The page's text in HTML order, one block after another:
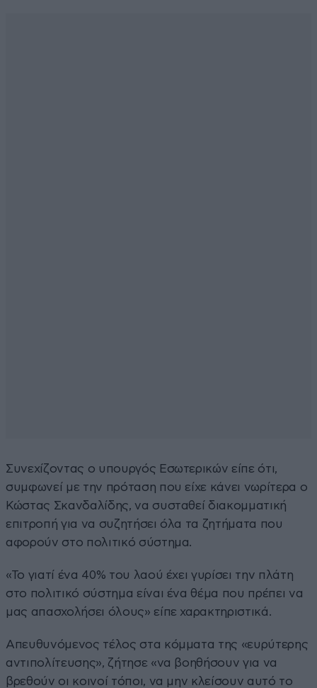
Συνεχίζοντας ο υπουργός Εσωτερικών είπε ότι,
συμφωνεί με την πρόταση που είχε κάνει νωρίτερα ο
Κώστας Σκανδαλίδης, να συσταθεί διακομματική
επιτροπή για να συζητήσει όλα τα ζητήματα που
αφορούν στο πολιτικό σύστημα.
«Το γιατί ένα 40% του λαού έχει γυρίσει την πλάτη
στο πολιτικό σύστημα είναι ένα θέμα που πρέπει να
μας απασχολήσει όλους» είπε χαρακτηριστικά.
Απευθυνόμενος τέλος στα κόμματα της «ευρύτερης
αντιπολίτευσης», ζήτησε «να βοηθήσουν για να
βρεθούν οι κοινοί τόποι, να μην κλείσουν αυτό το